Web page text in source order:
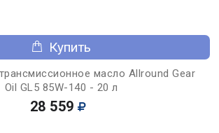
Купить
масло Allround Gear
Oil GL5 85W-140 - 20 л
28 559